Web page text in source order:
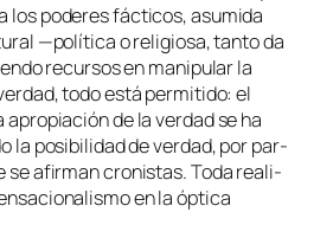
los po­de­res fác­ti­cos, asu­mi­da
—po­lí­ti­ca o re­li­gio­sa, tan­to da
re­cur­sos en ma­ni­pu­lar la
to­do es­tá per­mi­ti­do: el
apro­pia­ción de la ver­dad se ha
la po­si­bi­li­dad de ver­dad, por par­
se afir­man cro­nis­tas. Toda reali­
en la óp­ti­ca